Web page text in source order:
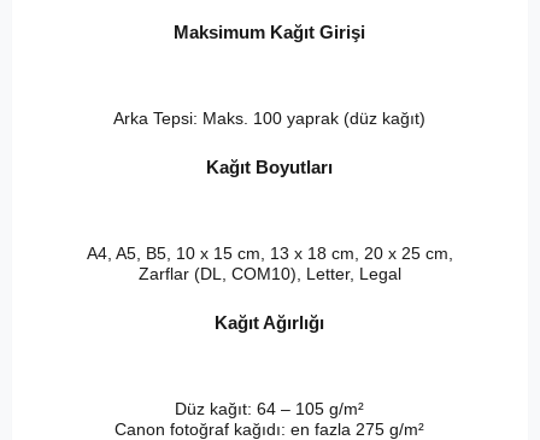
Maksimum Kağıt Girişi
Arka Tepsi: Maks. 100 yaprak (düz kağıt)
Kağıt Boyutları
A4, A5, B5, 10 x 15 cm, 13 x 18 cm, 20 x 25 cm,
Zarflar (DL, COM10), Letter, Legal
Kağıt Ağırlığı
Düz kağıt: 64 – 105 g/m²
Canon fotoğraf kağıdı: en fazla 275 g/m²